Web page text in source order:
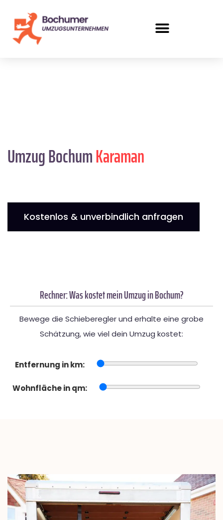
Umzug BochumKaraman
Kostenlos & unverbindlich anfragen
Rechner: Was kostet mein Umzug in Bochum?
Bewege die Schieberegler und erhalte eine grobe
Schätzung, wie viel dein Umzug kostet:
Entfernung in km:
Wohnfläche in qm: